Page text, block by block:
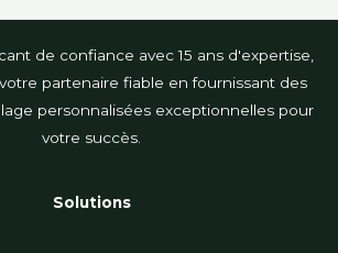
de confiance avec 15 ans d'expertise,
partenaire fiable en fournissant des
personnalisées exceptionnelles pour
votre succès.
Solutions